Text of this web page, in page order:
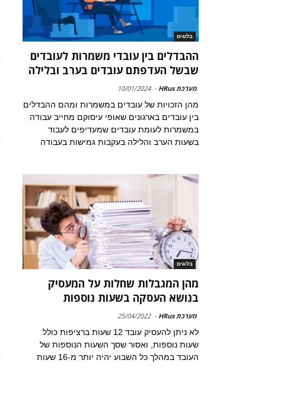
בלוגים
ההבדלים בין עובדי משמרות לעובדים
שבשל העדפתם עובדים בערב ובלילה
מערכת HRus -
10/01/2024
מהן הזכויות של עובדים במשמרות ומהם ההבדלים
בין עובדים בארגונים שאופי עיסוקם מחייב עבודה
במשמרות לעומת עובדים שמעדיפים לעבוד
בשעות הערב והלילה בעקבות גמישות בעבודה
בלוגים
מהן המגבלות שחלות על המעסיק
בנושא העסקה בשעות נוספות
מערכת HRus -
25/04/2022
לא ניתן להעסיק עובד 12 שעות ברציפות כולל
שעות נוספות, ואסור שסך השעות הנוספות של
העובד במהלך כל השבוע יהיה יותר מ-16 שעות